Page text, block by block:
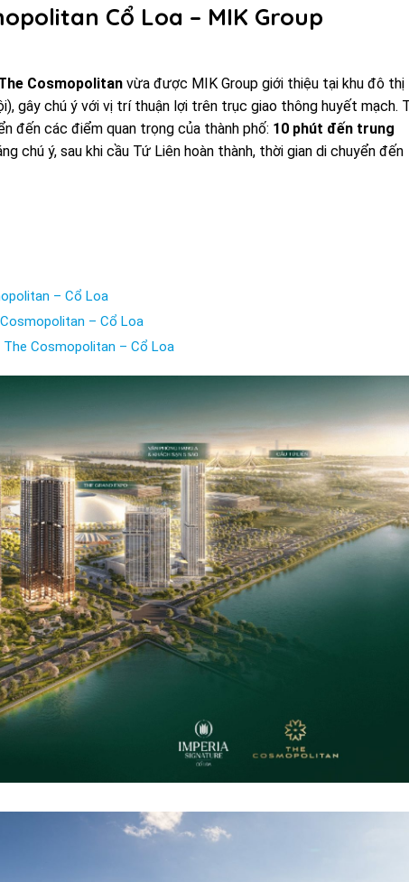
Cổ Loa – MIK Group
Cosmopolitan vừa được MIK Group giới thiệu tại khu đô thị
gây chú ý với vị trí thuận lợi trên trục giao thông huyết mạch.
đến các điểm quan trọng của thành phố: 10 phút đến trung
chú ý, sau khi cầu Tứ Liên hoàn thành, thời gian di chuyển đến
– Cổ Loa
– Cổ Loa
The Cosmopolitan – Cổ Loa